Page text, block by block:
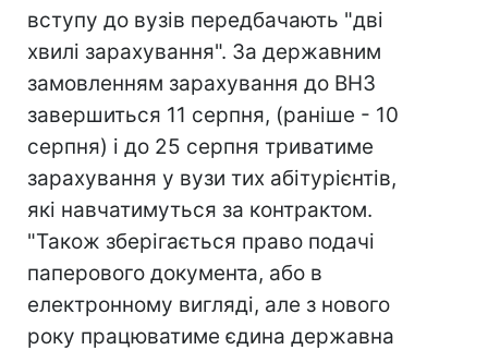
вступу до вузів передбачають "дві
хвилі зарахування". За державним
замовленням зарахування до ВНЗ
завершиться 11 серпня, (раніше - 10
серпня) і до 25 серпня триватиме
зарахування у вузи тих абітурієнтів,
які навчатимуться за контрактом.
"Також зберігається право подачі
паперового документа, або в
електронному вигляді, але з нового
року працюватиме єдина державна